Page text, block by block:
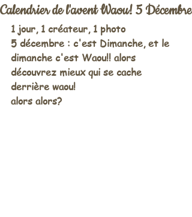
Calendrier de l'avent Waou! 5 Décembre
1 jour, 1 créateur, 1 photo
5 décembre : c'est Dimanche, et le
dimanche c'est Waou!! alors
découvrez mieux qui se cache
derrière waou!
alors alors?